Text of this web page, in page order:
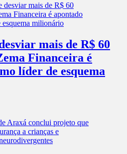
mais de R$ 60
Financeira é
líder de esquema